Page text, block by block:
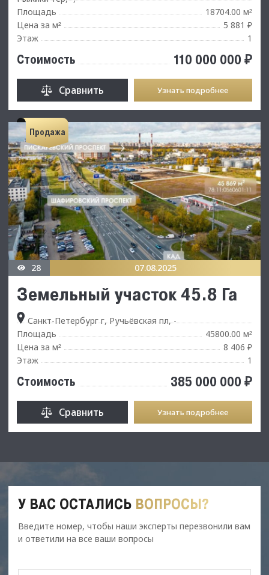
Площадь
18704.00 м²
Цена за м²
5 881 ₽
Этаж
1
Стоимость 110 000 000 ₽
Сравнить Узнать подробнее
Продажа
28 07.08.2025
Земельный участок 45.8 Га
Санкт-Петербург г, Ручьёвская пл, -
Площадь
45800.00 м²
Цена за м²
8 406 ₽
Этаж
1
Стоимость 385 000 000 ₽
Сравнить Узнать подробнее
У ВАС ОСТАЛИСЬ ВОПРОСЫ?
Введите номер, чтобы наши эксперты перезвонили вам
и ответили на все ваши вопросы